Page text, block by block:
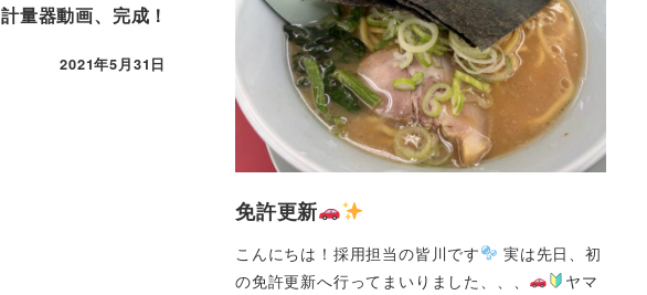
計量器動画、完成！
2021年5月31日
免許更新
こんにちは！採用担当の皆川です
実は先日、初
の免許更新へ行ってまいりました、、、
ヤマ